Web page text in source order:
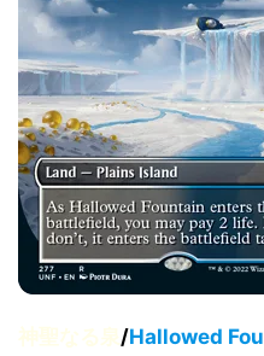
神聖なる泉/Hallowed